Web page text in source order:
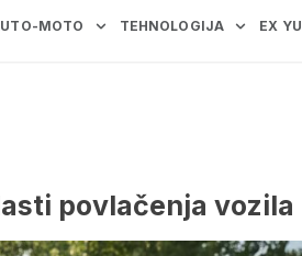
MOTO TEHNOLOGIJA EX YU
povlačenja vozila